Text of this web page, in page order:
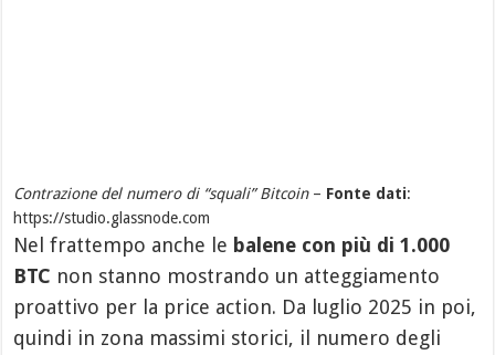
Contrazione del numero di “squali” Bitcoin – Fonte dati:
https://studio.glassnode.com
Nel frattempo anche le balene con più di 1.000
BTC non stanno mostrando un atteggiamento
proattivo per la price action. Da luglio 2025 in poi,
quindi in zona massimi storici, il numero degli